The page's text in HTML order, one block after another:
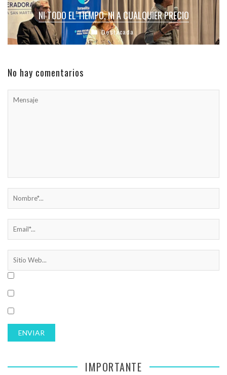
NI TODO EL TIEMPO, NI A CUALQUIER PRECIO
Destacada
No hay comentarios
IMPORTANTE